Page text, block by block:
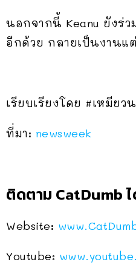
นอกจากนี้ Keanu ยังร่
อีกด้วย กลายเป็นงานแ
เรียบเรียงโดย #เหมียว
ที่มา: newsweek
ติดตาม CatDumb
Website:
Youtube: